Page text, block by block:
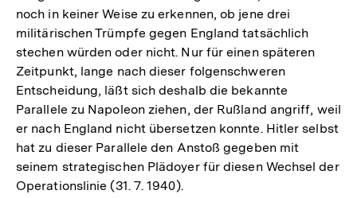
noch in keiner Weise zu erkennen, ob jene drei
militärischen Trümpfe gegen England tatsächlich
stechen würden oder nicht. Nur für einen späteren
Zeitpunkt, lange nach dieser folgenschweren
Entscheidung, läßt sich deshalb die bekannte
Parallele zu Napoleon ziehen, der Rußland angriff, weil
er nach England nicht übersetzen konnte. Hitler selbst
hat zu dieser Parallele den Anstoß gegeben mit
seinem strategischen Plädoyer für diesen Wechsel der
Operationslinie (31. 7. 1940).